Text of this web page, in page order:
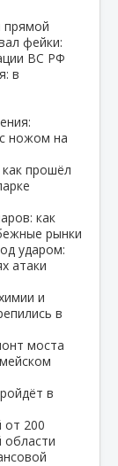
прямой
фейки:
ВС РФ
в
ножом на
прошёл
как
рынки
ударом:
атаки
и
в
моста
в
от 200
области